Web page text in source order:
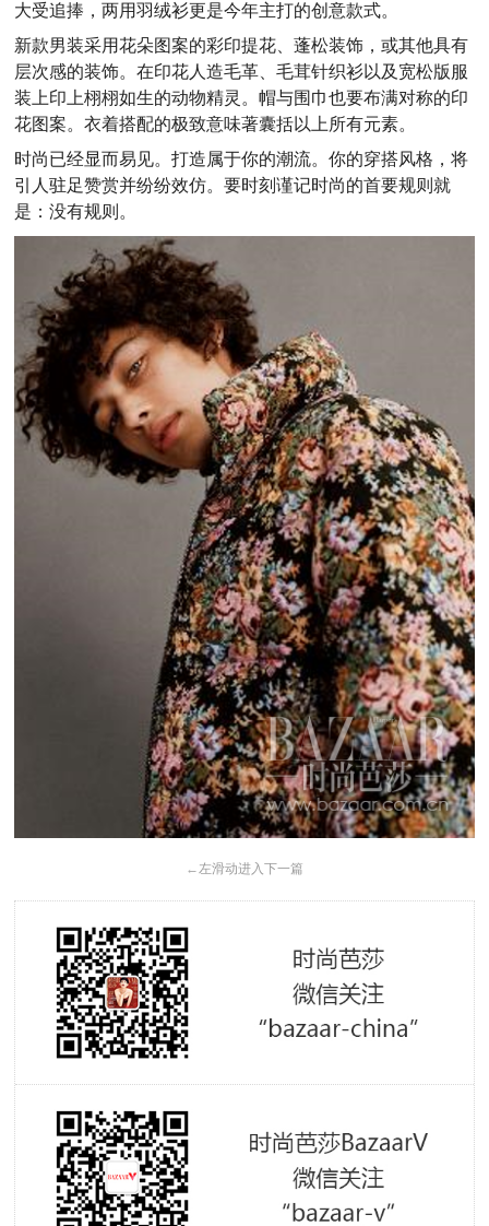
大受追捧，两用羽绒衫更是今年主打的创意款式。
新款男装采用花朵图案的彩印提花、蓬松装饰，或其他具有
层次感的装饰。在印花人造毛革、毛茸针织衫以及宽松版服
装上印上栩栩如生的动物精灵。帽与围巾也要布满对称的印
花图案。衣着搭配的极致意味著囊括以上所有元素。
时尚已经显而易见。打造属于你的潮流。你的穿搭风格，将
引人驻足赞赏并纷纷效仿。要时刻谨记时尚的首要规则就
是：没有规则。
← 左滑动进入下一篇